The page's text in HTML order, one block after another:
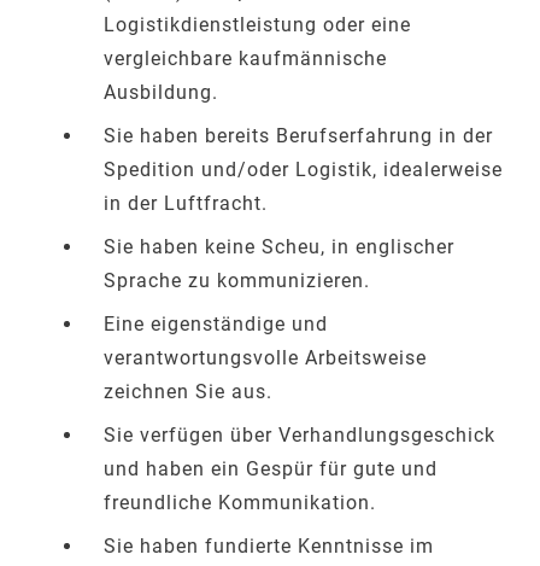
Logistikdienstleistung oder eine
vergleichbare kaufmännische
Ausbildung.
Sie haben bereits Berufserfahrung in der
Spedition und/oder Logistik, idealerweise
in der Luftfracht.
Sie haben keine Scheu, in englischer
Sprache zu kommunizieren.
Eine eigenständige und
verantwortungsvolle Arbeitsweise
zeichnen Sie aus.
Sie verfügen über Verhandlungsgeschick
und haben ein Gespür für gute und
freundliche Kommunikation.
Sie haben fundierte Kenntnisse im